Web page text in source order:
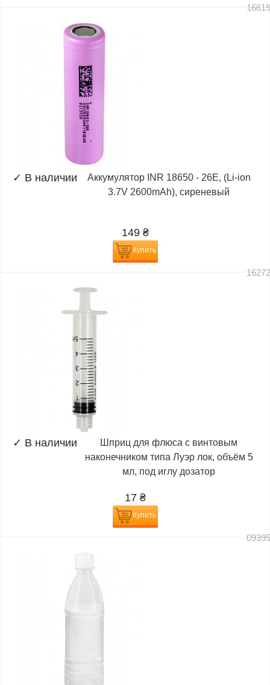
✓ В наличии
Аккумулятор INR 18650 - 26E, (Li-ion
3.7V 2600mAh), сиреневый
149 ₴
Купить
✓ В наличии
Шприц для флюса с винтовым
наконечником типа Луэр лок, объём 5
мл, под иглу дозатор
17 ₴
Купить